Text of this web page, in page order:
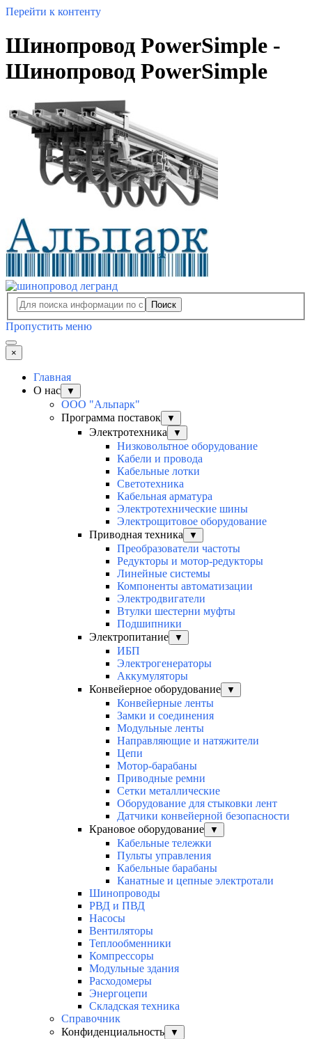
Перейти к контенту
Шинопровод PowerSimple -
Шинопровод PowerSimple
Поиск
Пропустить меню
×
Главная
О нас
▼
ООО "Альпарк"
Программа поставок
▼
Электротехника ▼
Низковольтное оборудование
Кабели и провода
Кабельные лотки
Светотехника
Кабельная арматура
Электротехнические шины
Электрощитовое оборудование
Приводная техника
▼
Преобразователи частоты
Редукторы и мотор-редукторы
Линейные системы
Компоненты автоматизации
Электродвигатели
Втулки шестерни муфты
Подшипники
Электропитание
▼
ИБП
Электрогенераторы
Аккумуляторы
Конвейерное оборудование
▼
Конвейерные ленты
Замки и соединения
Модульные ленты
Направляющие и натяжители
Цепи
Мотор-барабаны
Приводные ремни
Сетки металлические
Оборудование для стыковки лент
Датчики конвейерной безопасности
Крановое оборудование
▼
Кабельные тележки
Пульты управления
Кабельные барабаны
Канатные и цепные электротали
Шинопроводы
РВД и ПВД
Насосы
Вентиляторы
Теплообменники
Компрессоры
Модульные здания
Расходомеры
Энергоцепи
Складская техника
Справочник
Конфиденциальность
▼